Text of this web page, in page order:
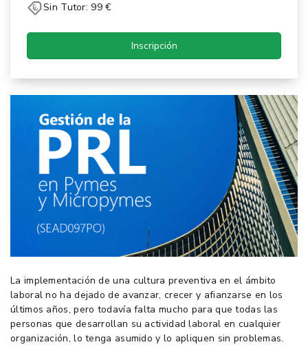
Sin Tutor: 99 €
Inscripción
La implementación de una cultura preventiva en el ámbito
laboral no ha dejado de avanzar, crecer y afianzarse en los
últimos años, pero todavía falta mucho para que todas las
personas que desarrollan su actividad laboral en cualquier
organización, lo tenga asumido y lo apliquen sin problemas.